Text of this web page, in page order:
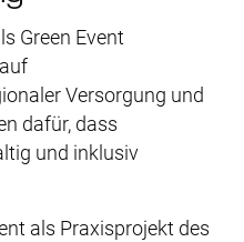
Green Event
Versorgung und
dafür, dass
und inklusiv
als Praxisprojekt des